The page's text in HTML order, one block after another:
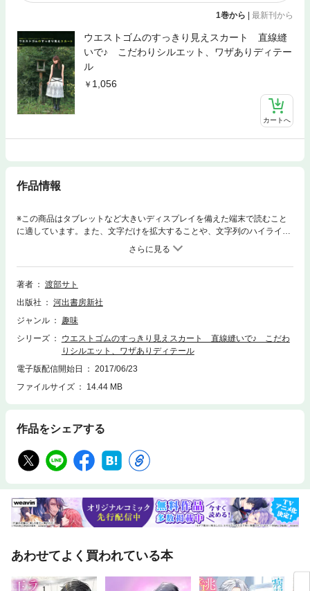
1巻から | 最新刊から
ウエストゴムのすっきり見えスカート 直線縫
いで♪ こだわりシルエット、ワザありディテー
ル
1,056
カートへ
作品情報
※この商品はタブレットなど大きいディスプレイを備えた端末で読むこと
に適しています。また、文字だけを拡大することや、文字列のハイライ
ト、検索、辞書の参照、引用などの機能が使用できません。ウエストゴム
なのに「すっきり見え」のスカートが勢揃い。シルエットやディテールの
工夫、生地選びの妙で腰まわりが「すっきり」。ラクチンだけど、おデブ
に見えない作品満載。※本文中の「原寸大」等の表記は紙書籍に基づいて
って決まり、紙書籍と同一サイズに表示されない場合があることをご承知
おきください。
著者
渡部サト
出版社
河出書房新社
ジャンル
趣味
シリーズ
ウエストゴムのすっきり見えスカート 直線縫いで♪ こだわ
りシルエット、ワザありディテール
電子版配信開始日
2017/06/23
ファイルサイズ
14.44 MB
作品をシェアする
あわせてよく買われている本